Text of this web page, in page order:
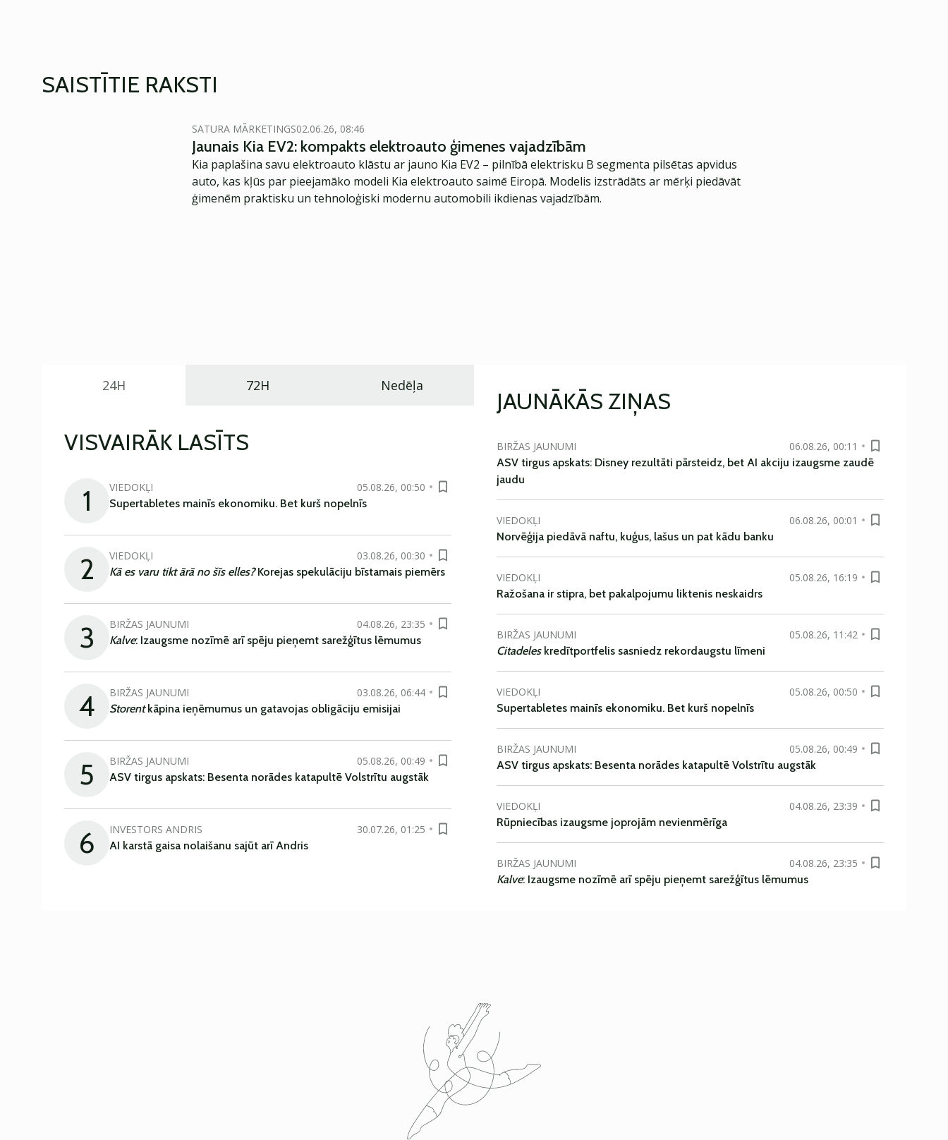
SAISTĪTIE RAKSTI
SATURA MĀRKETINGS02.06.26, 08:46
Jaunais Kia EV2: kompakts elektroauto ģimenes vajadzībām
Kia paplašina savu elektroauto klāstu ar jauno Kia EV2 – pilnībā elektrisku B segmenta pilsētas apvidus
auto, kas kļūs par pieejamāko modeli Kia elektroauto saimē Eiropā. Modelis izstrādāts ar mērķi piedāvāt
ģimenēm praktisku un tehnoloģiski modernu automobili ikdienas vajadzībām.
24H 72H Nedēļa
VISVAIRĀK LASĪTS
1 VIEDOKĻI
05.08.26, 00:50
Supertabletes mainīs ekonomiku. Bet kurš nopelnīs
2 VIEDOKĻI
03.08.26, 00:30
Kā es varu tikt ārā no šīs elles?Korejas spekulāciju bīstamais piemērs
3 BIRŽAS JAUNUMI
04.08.26, 23:35
Kalve: Izaugsme nozīmē arī spēju pieņemt sarežģītus lēmumus
4 BIRŽAS JAUNUMI
03.08.26, 06:44
Storentkāpina ieņēmumus un gatavojas obligāciju emisijai
5 BIRŽAS JAUNUMI
05.08.26, 00:49
ASV tirgus apskats: Besenta norādes katapultē Volstrītu augstāk
6 INVESTORS ANDRIS
30.07.26, 01:25
AI karstā gaisa nolaišanu sajūt arī Andris
JAUNĀKĀS ZIŅAS
BIRŽAS JAUNUMI
06.08.26, 00:11
ASV tirgus apskats: Disney rezultāti pārsteidz, bet AI akciju izaugsme zaudē
jaudu
VIEDOKĻI
06.08.26, 00:01
Norvēģija piedāvā naftu, kuģus, lašus un pat kādu banku
VIEDOKĻI
05.08.26, 16:19
Ražošana ir stipra, bet pakalpojumu liktenis neskaidrs
BIRŽAS JAUNUMI
05.08.26, 11:42
Citadeleskredītportfelis sasniedz rekordaugstu līmeni
VIEDOKĻI
05.08.26, 00:50
Supertabletes mainīs ekonomiku. Bet kurš nopelnīs
BIRŽAS JAUNUMI
05.08.26, 00:49
ASV tirgus apskats: Besenta norādes katapultē Volstrītu augstāk
VIEDOKĻI
04.08.26, 23:39
Rūpniecības izaugsme joprojām nevienmērīga
BIRŽAS JAUNUMI
04.08.26, 23:35
Kalve: Izaugsme nozīmē arī spēju pieņemt sarežģītus lēmumus